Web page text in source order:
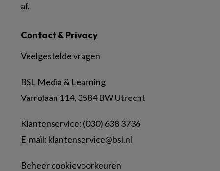
Contact & Privacy
Veelgestelde vragen
BSL Media & Learning
Varrolaan 114, 3584 BW Utrecht
Klantenservice: (030) 638 3736
E-mail: klantenservice@bsl.nl
Beheer cookievoorkeuren
af.